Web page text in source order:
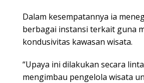
Dalam kesempatannya ia
berbagai instansi terkait guna
kondusivitas kawasan wisata.
“Upaya ini dilakukan secara
mengimbau pengelola wisata